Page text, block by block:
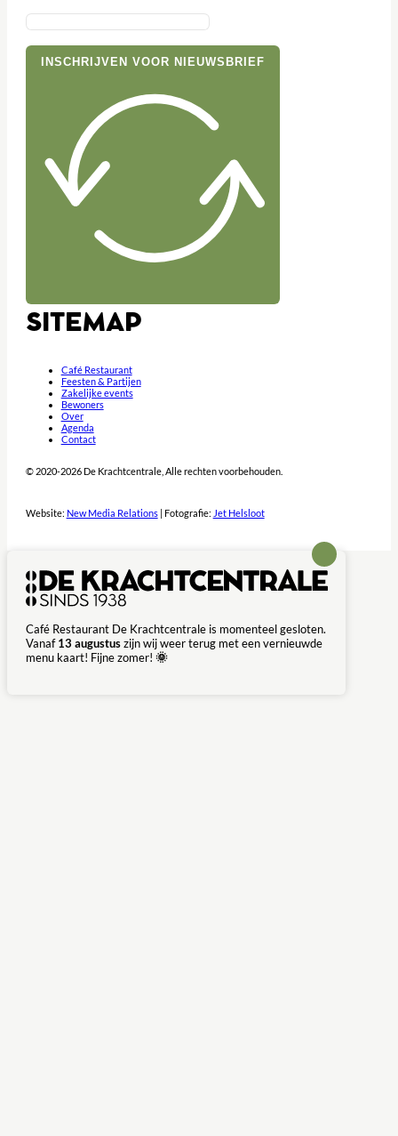
INSCHRIJVEN VOOR NIEUWSBRIEF
SITEMAP
Café Restaurant
Feesten & Partijen
Zakelijke events
Bewoners
Over
Agenda
Contact
© 2020-2026 De Krachtcentrale, Alle rechten voorbehouden.
Website: New Media Relations| Fotografie: Jet Helsloot
Café Restaurant De Krachtcentrale is momenteel gesloten.
Vanaf13 augustuszijn wij weer terug met een vernieuwde
menu kaart! Fijne zomer! 🌞